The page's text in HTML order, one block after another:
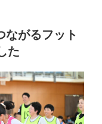
ながるフット
た